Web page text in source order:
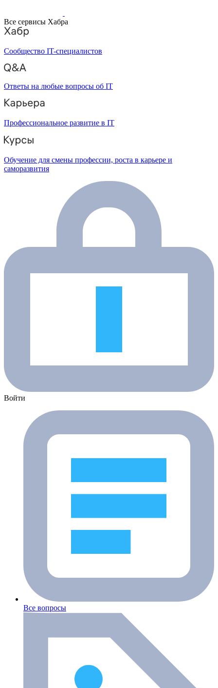
Все сервисы Хабра
Сообщество IT-специалистов
Ответы на любые вопросы об IT
Профессиональное развитие в IT
Обучение для смены профессии, роста в карьере и
саморазвития
Войти
Все вопросы